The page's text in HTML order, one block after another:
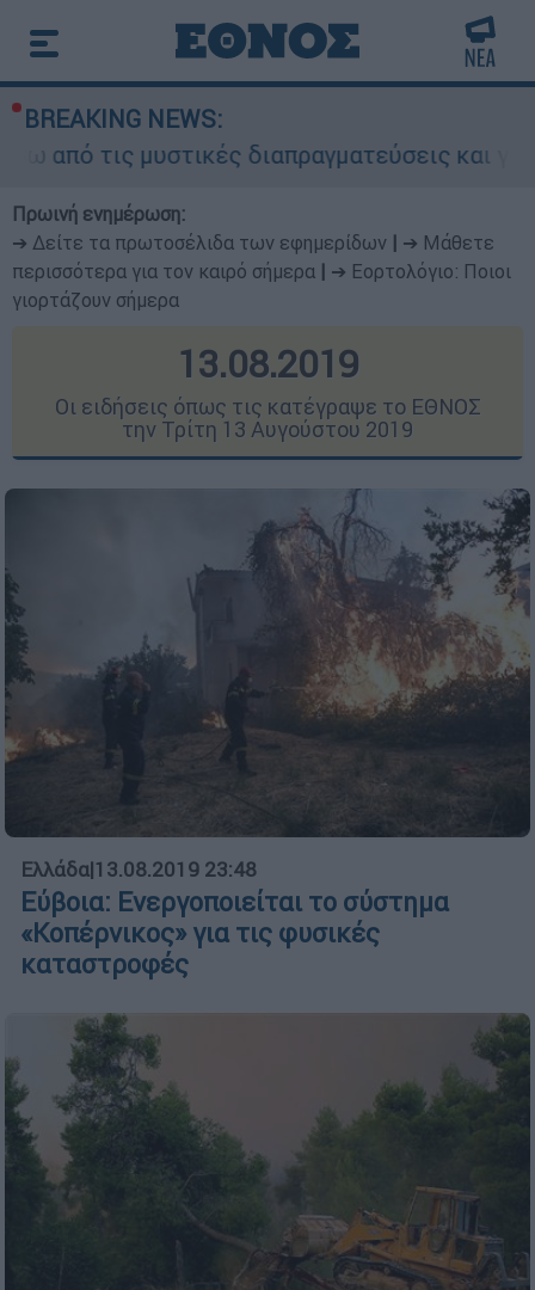
BREAKING NEWS:
διαπραγματεύσεις και γιατί
Πρωινή ενημέρωση:
➔ Δείτε τα πρωτοσέλιδα των εφημερίδων
➔ Μάθετε
περισσότερα για τον καιρό σήμερα
➔ Εορτολόγιο: Ποιοι
γιορτάζουν σήμερα
13.08.2019
Οι ειδήσεις όπως τις κατέγραψε το ΕΘΝΟΣ
την Τρίτη 13 Αυγούστου 2019
Ελλάδα|13.08.2019 23:48
Εύβοια: Ενεργοποιείται το σύστημα
«Κοπέρνικος» για τις φυσικές
καταστροφές